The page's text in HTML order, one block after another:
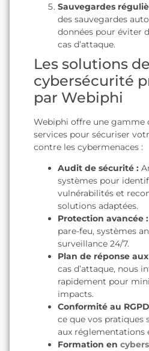
Sauvegardes
des sauvegardes
données pour éviter
cas d’attaque.
Les solutions de
cybersécurité
par Webiphi
Webiphi offre une gamme
services pour sécuriser
contre les cybermenaces :
Audit de sécurité :
systèmes pour
vulnérabilités et
solutions adaptées.
Protection avancée :
pare-feu, systèmes
surveillance 24/7.
Plan de réponse
cas d’attaque, nous
rapidement pour
impacts.
Conformité au
ce que vos pratiques
aux réglementations
Formation en